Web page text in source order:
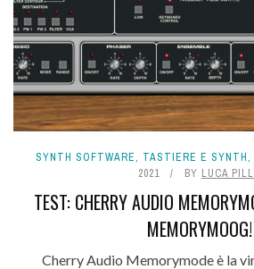
SYNTH SOFTWARE, TASTIERE E SYNTH,
2021
BY LUCA
TEST: CHERRY AUDIO
MEMORYMOOG!
Cherry Audio Memorymode è la